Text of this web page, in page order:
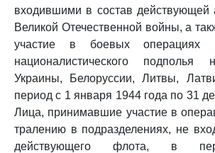
входившими в состав действующей
Великой Отечественной войны, а
участие в боевых операциях
националистического подполья
Украины, Белоруссии, Литвы,
период с 1 января 1944 года по 31
Лица, принимавшие участие в
тралению в подразделениях, не
действующего флота, в